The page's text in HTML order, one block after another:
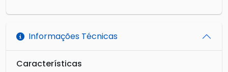
Informações Técnicas
Características